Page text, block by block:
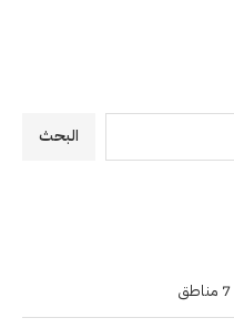
البحث